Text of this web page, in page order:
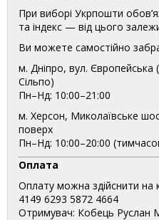
При виборі Укрпошти
та індекс — від цього
Ви можете самостійно
м. Дніпро, вул.
Сільпо)
Пн–Нд: 10:00–21:00
м. Херсон, Миколаївське
поверх
Пн–Нд: 10:00–20:00
Оплата
Оплату можна здійснити на
4149 6293 5872 4664
Отримувач: Кобець Руслан